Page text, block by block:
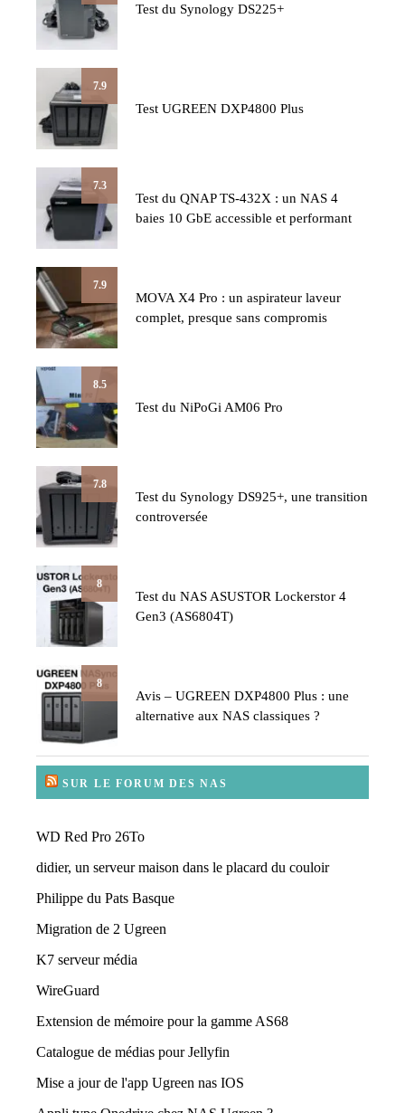
Test du Synology DS225+
7.9
Test UGREEN DXP4800 Plus
7.3
Test du QNAP TS-432X : un NAS 4
baies 10 GbE accessible et performant
7.9
MOVA X4 Pro : un aspirateur laveur
complet, presque sans compromis
8.5
Test du NiPoGi AM06 Pro
7.8
Test du Synology DS925+, une transition
controversée
8
Test du NAS ASUSTOR Lockerstor 4
Gen3 (AS6804T)
8
Avis – UGREEN DXP4800 Plus : une
alternative aux NAS classiques ?
SUR LE FORUM DES NAS
WD Red Pro 26To
didier, un serveur maison dans le placard du couloir
Philippe du Pats Basque
Migration de 2 Ugreen
K7 serveur média
WireGuard
Extension de mémoire pour la gamme AS68
Catalogue de médias pour Jellyfin
Mise a jour de l'app Ugreen nas IOS